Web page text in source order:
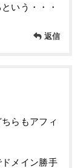
いう・・・
返信
らもアフィ
メイン勝手